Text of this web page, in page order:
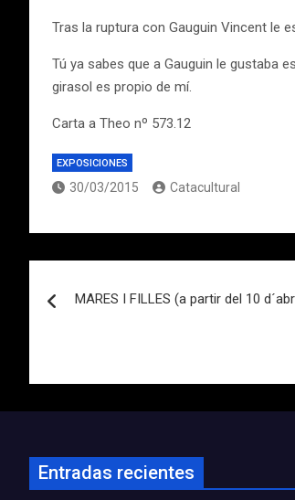
Tras la ruptura con Gauguin Vincent le
Tú ya sabes que a Gauguin le gustaba
girasol es propio de mí.
Carta a Theo nº 573.12
EXPOSICIONES
30/03/2015 Catacultural
de
MARES I FILLES (a partir del 10
Entradas recientes